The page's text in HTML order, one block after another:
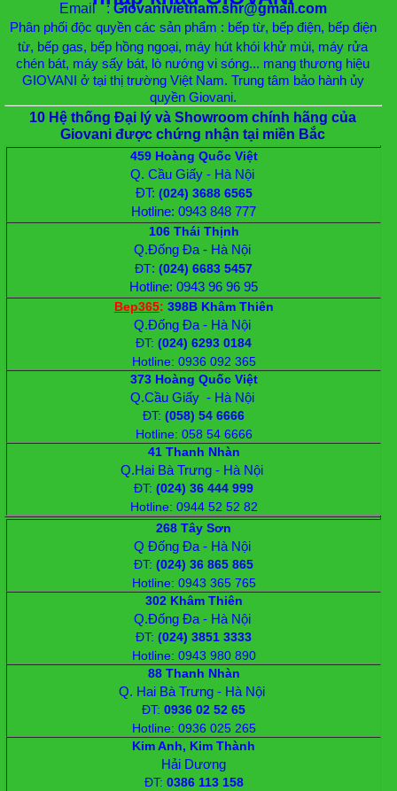
Email : Giovanivietnam.shr@gmail.com
Phân phối độc quyền các sản phẩm : bếp từ, bếp điện, bếp điện
từ, bếp gas, bếp hồng ngoại, máy hút khói khử mùi, máy rửa
chén bát, máy sấy bát, lò nướng vi sóng... mang thương hiệu
GIOVANI ở tại thị trường Việt Nam. Trung tâm bảo hành ủy
quyền Giovani.
10 Hệ thống Đại lý và Showroom chính hãng của
Giovani được chứng nhận tại miền Bắc
459 Hoàng Quốc Việt
Q. Cầu Giấy - Hà Nội
ĐT: (024) 3688 6565
Hotline: 0943 848 777
106 Thái Thịnh
Q.Đống Đa - Hà Nội
ĐT:(024) 6683 5457
Hotline: 0943 96 96 95
Bep365: 398B Khâm Thiên
Q.Đống Đa - Hà Nội
ĐT:(024) 6293 0184
Hotline: 0936 092 365
373 Hoàng Quốc Việt
Q.Cầu Giấy - Hà Nội
ĐT:(058) 54 6666
Hotline: 058 54 6666
41 Thanh Nhàn
Q.Hai Bà Trưng - Hà Nội
ĐT:(024) 36 444 999
Hotline: 0944 52 52 82
268 Tây Sơn
Q Đống Đa - Hà Nội
ĐT:(024) 36 865 865
Hotline: 0943 365 765
302 Khâm Thiên
Q.Đống Đa - Hà Nội
ĐT:(024) 3851 3333
Hotline: 0943 980 890
88 Thanh Nhàn
Q. Hai Bà Trưng - Hà Nội
ĐT:0936 02 52 65
Hotline: 0936 025 265
Kim Anh, Kim Thành
Hải Dương
ĐT: ‭0386 113 158